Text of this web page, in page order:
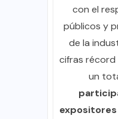
con el
públicos y
de la
cifras
un